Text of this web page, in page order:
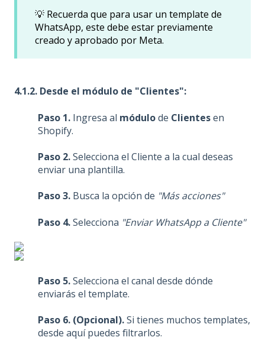
💡 Recuerda que para usar un template de
WhatsApp, este debe estar previamente
creado y aprobado por Meta.
4.1.2. Desde el módulo de "Clientes":
Paso 1. Ingresa al módulode Clientesen
Shopify.
Paso 2.Selecciona el Cliente a la cual deseas
enviar una plantilla.
Paso 3. Busca la opción de "Más acciones"
Paso 4.Selecciona "Enviar WhatsApp a Cliente"
Paso 5.Selecciona el canal desde dónde
enviarás el template.
Paso 6. (Opcional).Si tienes muchos templates,
desde aquí puedes filtrarlos.